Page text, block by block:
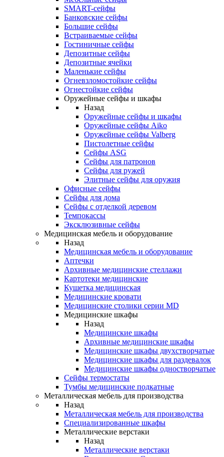
SMART-сейфы
Банковские сейфы
Большие сейфы
Встраиваемые сейфы
Гостиничные сейфы
Депозитные сейфы
Депозитные ячейки
Маленькие сейфы
Огневзломостойкие сейфы
Огнестойкие сейфы
Оружейные сейфы и шкафы
Назад
Оружейные сейфы и шкафы
Оружейные сейфы Aiko
Оружейные сейфы Valberg
Пистолетные сейфы
Сейфы ASG
Сейфы для патронов
Сейфы для ружей
Элитные сейфы для оружия
Офисные сейфы
Сейфы для дома
Сейфы с отделкой деревом
Темпокассы
Эксклюзивные сейфы
Медицинская мебель и оборудование
Назад
Медицинская мебель и оборудование
Аптечки
Архивные медицинские стеллажи
Картотеки медицинские
Кушетка медицинская
Медицинские кровати
Медицинские столики серии MD
Медицинские шкафы
Назад
Медицинские шкафы
Архивные медицинские шкафы
Медицинские шкафы двухстворчатые
Медицинские шкафы для раздевалок
Медицинские шкафы одностворчатые
Сейфы термостаты
Тумбы медицинские подкатные
Металлическая мебель для производства
Назад
Металлическая мебель для производства
Cпециализированные шкафы
Металлические верстаки
Назад
Металлические верстаки